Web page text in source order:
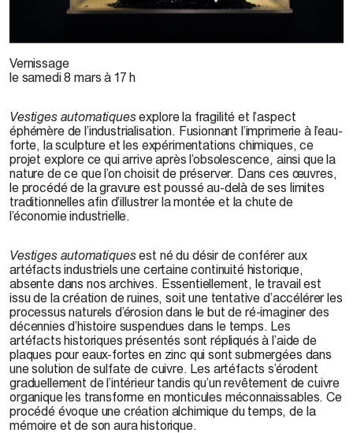
Vernissage
le samedi 8 mars à 17 h
Vestiges automatiquesexplore la fragilité et l’aspect
éphémère de l’industrialisation. Fusionnant l’imprimerie à l’eau-
forte, la sculpture et les expérimentations chimiques, ce
projet explore ce qui arrive après l’obsolescence, ainsi que la
nature de ce que l’on choisit de préserver. Dans ces œuvres,
le procédé de la gravure est poussé au-delà de ses limites
traditionnelles afin d’illustrer la montée et la chute de
l’économie industrielle.
Vestiges automatiquesest né du désir de conférer aux
artéfacts industriels une certaine continuité historique,
absente dans nos archives. Essentiellement, le travail est
issu de la création de ruines, soit une tentative d’accélérer les
processus naturels d’érosion dans le but de ré-imaginer des
décennies d’histoire suspendues dans le temps. Les
artéfacts historiques présentés sont répliqués à l’aide de
plaques pour eaux-fortes en zinc qui sont submergées dans
une solution de sulfate de cuivre. Les artéfacts s’érodent
graduellement de l’intérieur tandis qu’un revêtement de cuivre
organique les transforme en monticules méconnaissables. Ce
procédé évoque une création alchimique du temps, de la
mémoire et de son aura historique.